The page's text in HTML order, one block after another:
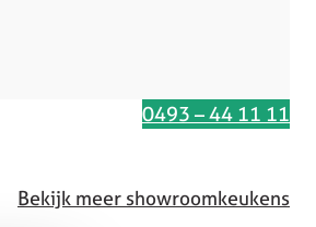
0493 – 44 11 11
Bekijk meer showroomkeukens